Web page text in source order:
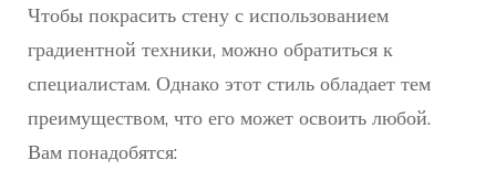
Чтобы покрасить стену с использованием
градиентной техники, можно обратиться к
специалистам. Однако этот стиль обладает тем
преимуществом, что его может освоить любой.
Вам понадобятся: